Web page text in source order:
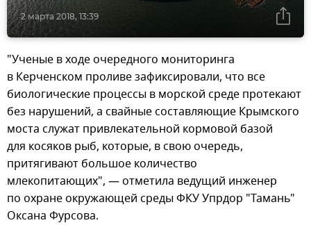
2 марта 2018, 13:39
"Ученые в ходе очередного мониторинга
в Керченском проливе зафиксировали, что все
биологические процессы в морской среде протекают
без нарушений, а свайные составляющие Крымского
моста служат привлекательной кормовой базой
для косяков рыб, которые, в свою очередь,
притягивают большое количество
млекопитающих", — отметила ведущий инженер
по охране окружающей среды ФКУ Упрдор "Тамань"
Оксана Фурсова.